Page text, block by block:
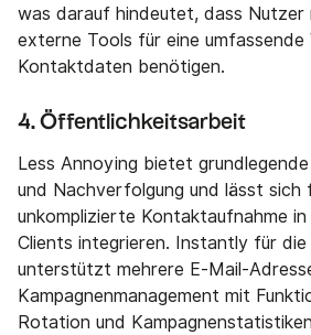
was darauf hindeutet, dass Nutzer
externe Tools für eine umfassende
Kontaktdaten benötigen.
4. Öffentlichkeitsarbeit
Less Annoying bietet
und Nachverfolgung und lässt sich
unkomplizierte Kontaktaufnahme
Clients integrieren. Instantly für die
unterstützt mehrere E-Mail-
Kampagnenmanagement mit
Rotation und